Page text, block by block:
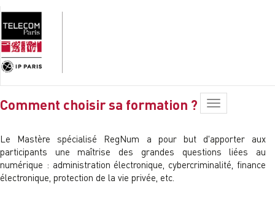
Toggle
navigation
Comment choisir sa formation ?
Le Mastère spécialisé RegNum a pour but d'apporter aux
participants une maîtrise des grandes questions liées au
numérique : administration électronique, cybercriminalité, finance
électronique, protection de la vie privée, etc.